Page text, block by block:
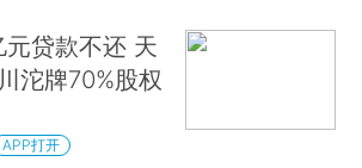
贷款不还 天
沱牌70%股权
APP打开